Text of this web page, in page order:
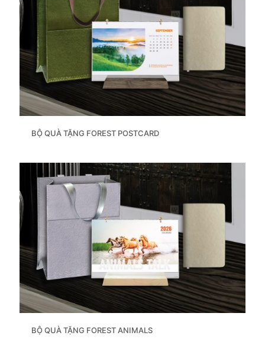
BỘ QUÀ TẶNG FOREST POSTCARD
BỘ QUÀ TẶNG FOREST ANIMALS